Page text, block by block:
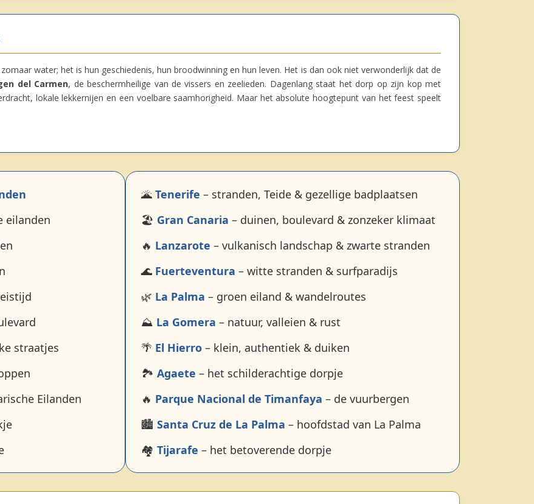
water; het is hun geschiedenis, hun broodwinning en hun leven. Het is dan ook niet verwonderlijk dat de
del Carmen, de beschermheilige van de vissers en zeelieden. Dagenlang staat het dorp op zijn kop met
lokale lekkernijen en een voelbare saamhorigheid. Maar het absolute hoogtepunt van het feest speelt
eilanden
straatjes
Eilanden
🌋 Tenerife – stranden, Teide & gezellige badplaatsen
🏖️ Gran Canaria – duinen, boulevard & zonzeker klimaat
🔥 Lanzarote – vulkanisch landschap & zwarte stranden
🌊 Fuerteventura – witte stranden & surfparadijs
🌿 La Palma – groen eiland & wandelroutes
⛰️ La Gomera – natuur, valleien & rust
🌴 El Hierro – klein, authentiek & duiken
🏞️ Agaete – het schilderachtige dorpje
🔥 Parque Nacional de Timanfaya – de vuurbergen
🏙️ Santa Cruz de La Palma – hoofdstad van La Palma
🏘️ Tijarafe – het betoverende dorpje